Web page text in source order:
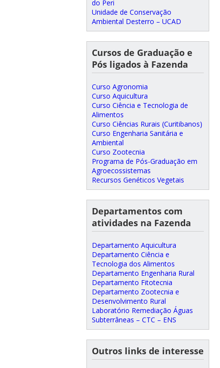
do Peri
Unidade de Conservação
Ambiental Desterro – UCAD
Cursos de Graduação e
Pós ligados à Fazenda
Curso Agronomia
Curso Aquicultura
Curso Ciência e Tecnologia de
Alimentos
Curso Ciências Rurais (Curitibanos)
Curso Engenharia Sanitária e
Ambiental
Curso Zootecnia
Programa de Pós-Graduação em
Agroecossistemas
Recursos Genéticos Vegetais
Departamentos com
atividades na Fazenda
Departamento Aquicultura
Departamento Ciência e
Tecnologia dos Alimentos
Departamento Engenharia Rural
Departamento Fitotecnia
Departamento Zootecnia e
Desenvolvimento Rural
Laboratório Remediação Águas
Subterrâneas – CTC – ENS
Outros links de interesse